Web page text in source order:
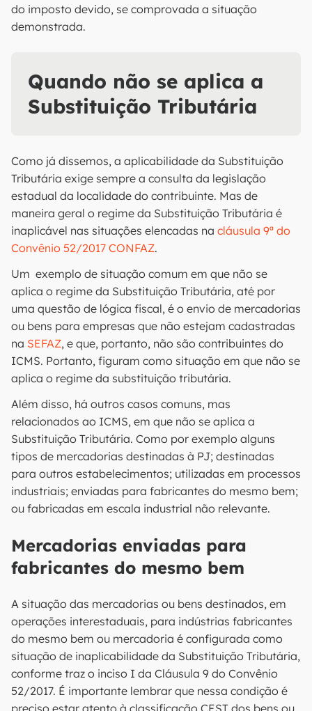
do imposto devido, se comprovada a situação
demonstrada.
Quando não se aplica a
Substituição Tributária
Como já dissemos, a aplicabilidade da Substituição
Tributária exige sempre a consulta da legislação
estadual da localidade do contribuinte. Mas de
maneira geral o regime da Substituição Tributária é
inaplicável nas situações elencadas na cláusula 9ª do
Convênio 52/2017 CONFAZ.
Um exemplo de situação comum em que não se
aplica o regime da Substituição Tributária, até por
uma questão de lógica fiscal, é o envio de mercadorias
ou bens para empresas que não estejam cadastradas
na SEFAZ, e que, portanto, não são contribuintes do
ICMS. Portanto, figuram como situação em que não se
aplica o regime da substituição tributária.
Além disso, há outros casos comuns, mas
relacionados ao ICMS, em que não se aplica a
Substituição Tributária. Como por exemplo alguns
tipos de mercadorias destinadas à PJ; destinadas
para outros estabelecimentos; utilizadas em processos
industriais; enviadas para fabricantes do mesmo bem;
ou fabricadas em escala industrial não relevante.
Mercadorias enviadas para
fabricantes do mesmo bem
A situação das mercadorias ou bens destinados, em
operações interestaduais, para indústrias fabricantes
do mesmo bem ou mercadoria é configurada como
situação de inaplicabilidade da Substituição Tributária,
conforme traz o inciso I da Cláusula 9 do Convênio
52/2017. É importante lembrar que nessa condição é
preciso estar atento à classificação CEST dos bens ou